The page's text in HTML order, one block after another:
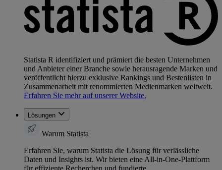
Statista R identifiziert und prämiert die besten Unternehmen
und Anbieter einer Branche sowie herausragende Marken und
veröffentlicht hierzu exklusive Rankings und Bestenlisten in
Zusammenarbeit mit renommierten Medienmarken weltweit.
Erfahren Sie mehr auf unserer Website.
Lösungen
Warum Statista
Erfahren Sie, warum Statista die Lösung für verlässliche
Daten und Insights ist. Wir bieten eine All-in-One-Plattform
für effiziente Recherchen und fundierte